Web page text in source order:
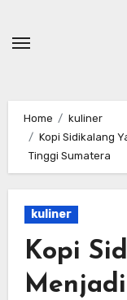
Home
kuliner
Kopi Sidikalang
Tinggi Sumatera
kuliner
Kopi